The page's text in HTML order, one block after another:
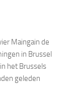
Maingain de
in Brussel
het Brussels
geleden